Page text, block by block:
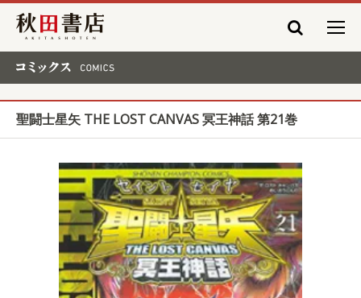
秋田書店
聖闘士星矢 THE LOST CANVAS 冥王神話 第21巻